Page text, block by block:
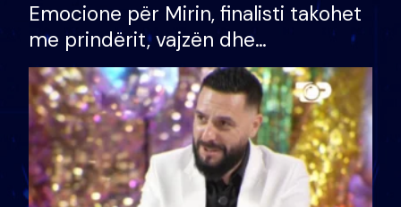
Emocione për Mirin, finalisti takohet
me prindërit, vajzën dhe
bashkëshorten: S’kemi ndonjë letër
divorci apo jo?